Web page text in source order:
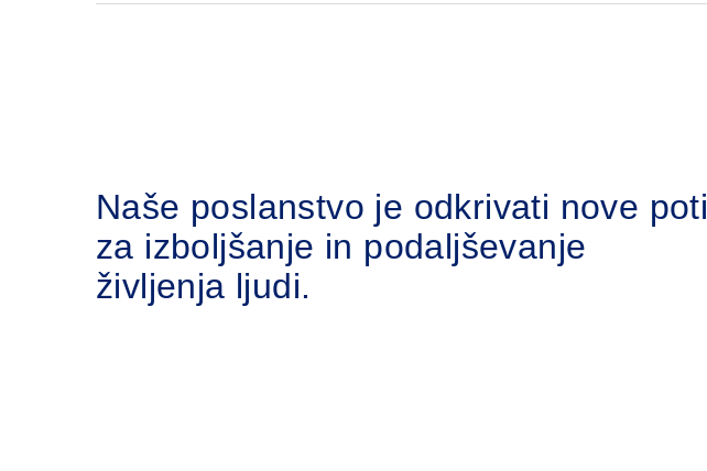
Naše poslanstvo je odkrivati nove poti
za izboljšanje in podaljševanje
življenja ljudi.